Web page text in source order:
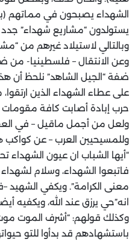
الشهداء يصبحون في مماتهم
يستولدون “مشاريع شهداء” جدد
وبالتالي لاستيلاد غيرهم من
وعن الانتقال – فلسطينيا- من
حرب إبادة أصابت كافة مقومات
ولعل من أجمل ماقيل – في
وللمسيحيين العرب – عن كواكب
“أيها الشباب ان عيون الشهداء
فاتبعوا الشهداء، وسلام
معنى الكرامة”. ويكفي الشهيد
انه”حي يرزق عند الله، ويكفيه
وكذلك قولهم: “أشرف الموت موت
باستشهادهم قد بدأوا للتو